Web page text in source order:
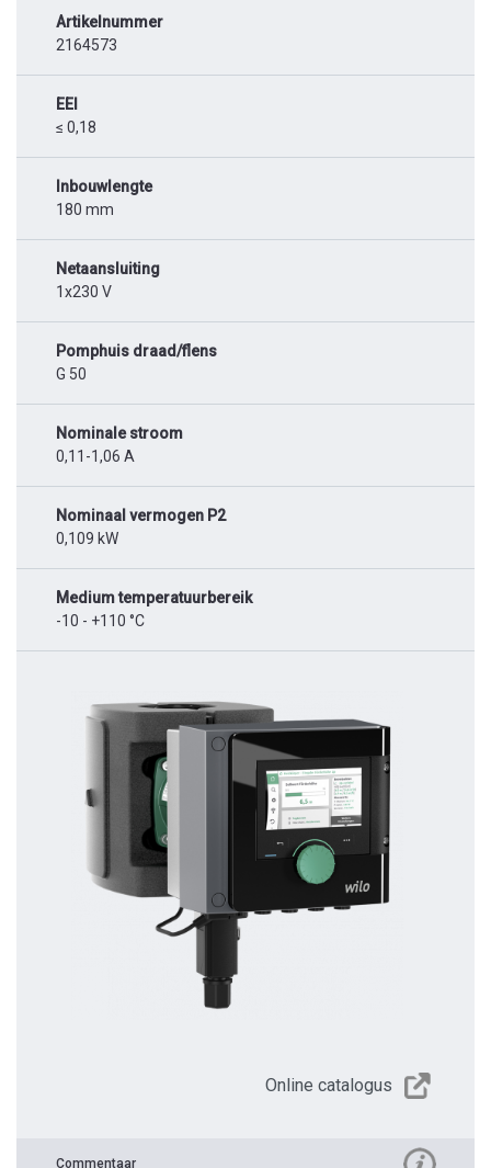
Artikelnummer
2164573
EEI
≤ 0,18
Inbouwlengte
180 mm
Netaansluiting
1x230 V
Pomphuis draad/flens
G 50
Nominale stroom
0,11-1,06 A
Nominaal vermogen P2
0,109 kW
Medium temperatuurbereik
-10 - +110 °C
Online catalogus
Commentaar